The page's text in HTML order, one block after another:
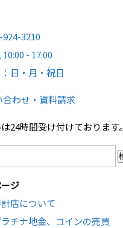
924-3210
- 17:00
日・月・祝日
合わせ・資料請求
24時間受け付けております。
ジ
店について
チナ地金、コインの売買